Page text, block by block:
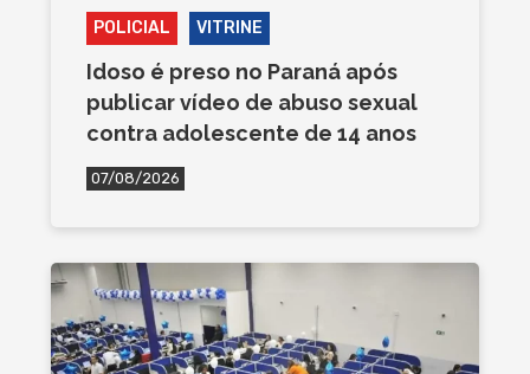
POLICIAL VITRINE
Idoso é preso no Paraná após
publicar vídeo de abuso sexual
contra adolescente de 14 anos
07/08/2026